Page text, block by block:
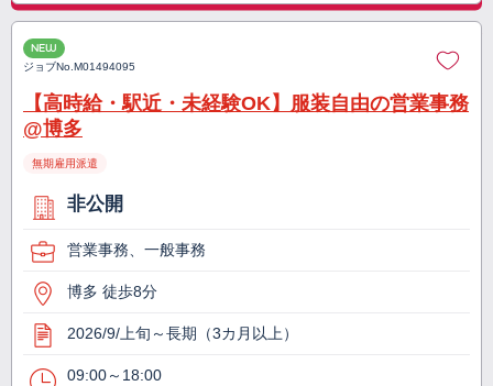
NEW
ジョブNo.M01494095
【高時給・駅近・未経験OK】服装自由の営業事務
@博多
無期雇用派遣
非公開
営業事務、一般事務
博多 徒歩8分
2026/9/上旬～長期（3カ月以上）
09:00～18:00